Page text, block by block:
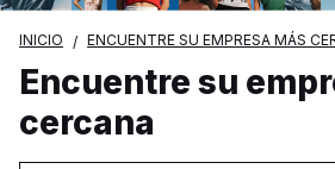
INICIO ENCUENTRE SU EMPRESA MÁS
Encuentre su
cercana